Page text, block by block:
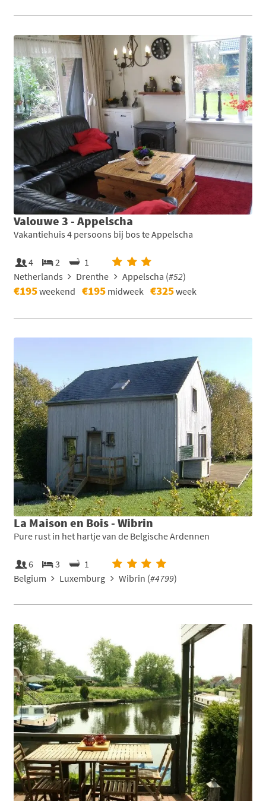
Valouwe 3 - Appelscha
Vakantiehuis 4 persoons bij bos te Appelscha
4 2
1
Netherlands
Drenthe Appelscha (#52)
€195weekend €195 midweek €325week
La Maison en Bois - Wibrin
Pure rust in het hartje van de Belgische Ardennen
6 3
1
Belgium
Luxemburg Wibrin (#4799)